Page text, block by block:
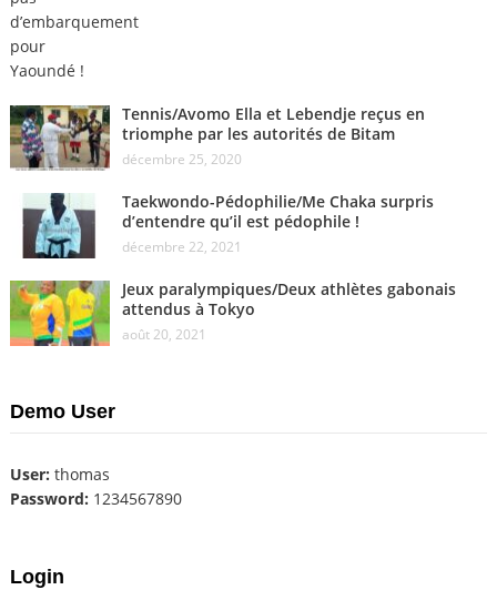
Tennis/Avomo Ella et Lebendje reçus en
triomphe par les autorités de Bitam
décembre 25, 2020
Taekwondo-Pédophilie/Me Chaka surpris
d’entendre qu’il est pédophile !
décembre 22, 2021
Jeux paralympiques/Deux athlètes gabonais
attendus à Tokyo
août 20, 2021
Demo User
User: thomas
Password: 1234567890
Login